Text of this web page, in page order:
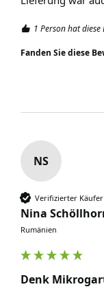
1 Person hat
Fanden Sie diese
NS
Verifizierter Käufer
Nina
Rumänien
Denk